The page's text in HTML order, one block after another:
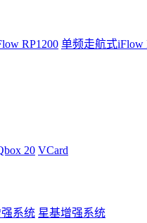
RP1200 单频走航式iFlow
20 VCard
系统 星基增强系统